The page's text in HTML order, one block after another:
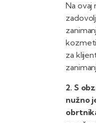
Na ovaj
za
2. S
nužno